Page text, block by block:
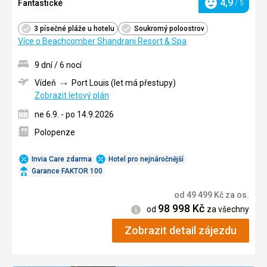
Fantastické Hodnocení
4,9 / 5
3 písečné pláže u hotelu Soukromý poloostrov
Více o Beachcomber Shandrani Resort & Spa
Invia Care zdarma
Hotel pro nejnáročnější
Garance FAKTOR 100
9 dní / 6 nocí
Vídeň
Port Louis (let má přestupy)
Zobrazit letový plán
ne 6.9. - po 14.9.2026
Polopenze
od 49 499 Kč za os.
Informace
od 98 998 Kč za všechny
Zobrazit detail zájezdu